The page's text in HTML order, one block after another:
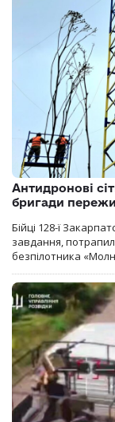
Антидронові
бригади
Бійці 128-ї
завдання,
безпілотника